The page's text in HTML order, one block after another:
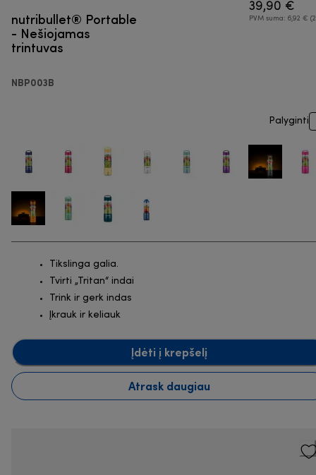
nutribullet® Portable
- Nešiojamas
trintuvas
NBP003B
39,90 €
PVM suma: 6,92 €
Palyginti
Tikslinga galia.
Tvirti „Tritan“ indai
Trink ir gerk indas
Įkrauk ir keliauk
Įdėti į krepšelį
Atrask daugiau